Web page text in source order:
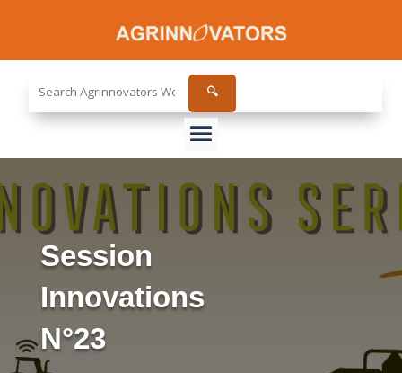
site...
🔍
Session
Innovations
N°23